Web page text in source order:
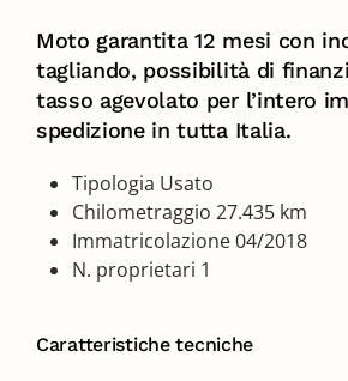
Moto garantita 12 mesi con
tagliando, possibilità di
tasso agevolato per l’intero
spedizione in tutta Italia.
Tipologia Usato
Chilometraggio 27.435 km
Immatricolazione 04/2018
N. proprietari 1
Caratteristiche tecniche